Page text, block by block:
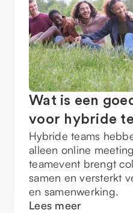
Wat is een
voor hybride
Hybride teams
alleen online
teamevent brengt
samen en versterkt
en samenwerking.
Lees meer